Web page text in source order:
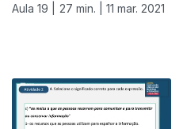
Aula 19 | 27 min. | 11 mar. 2021